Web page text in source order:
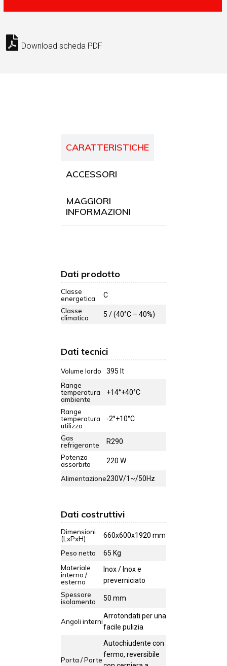
Download scheda PDF
CARATTERISTICHE
ACCESSORI
MAGGIORI
INFORMAZIONI
Dati prodotto
Classe
energetica
C
Classe
climatica
5 / (40°C – 40%)
Dati tecnici
Volume lordo
395 lt
Range
temperatura
ambiente
+14°+40°C
Range
temperatura
utilizzo
-2°+10°C
Gas
refrigerante
R290
Potenza
assorbita
220 W
Alimentazione230V/1~/50Hz
Dati costruttivi
Dimensioni
(LxPxH)
660x600x1920 mm
Peso netto
65 Kg
Materiale
interno /
esterno
Inox / Inox e
preverniciato
Spessore
isolamento
50 mm
Angoli interni
Arrotondati per una
facile pulizia
Porta / Porte
Autochiudente con
fermo, reversibile